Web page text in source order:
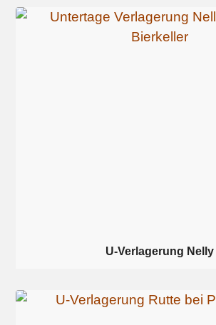
U-Verlagerung Nelly